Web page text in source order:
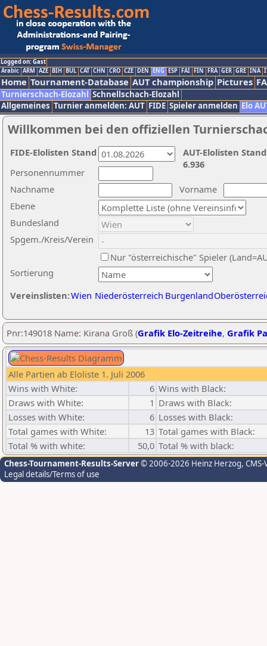
Logged on: Gast
Arabic ARM AZE BIH BUL CAT CHN CRO CZE DEN ENG ESP FAI FIN FRA GER GRE INA
Home Tournament-Database AUT championship Pictures
Turnierschach-Elozahl Schnellschach-Elozahl
Allgemeines Turnier anmelden: AUT FIDE Spieler anmelden Elo
Willkommen bei den offiziellen
Nachname
Vorname
Ebene
Sortierung
Personennummer
Bundesland
Spgem./Kreis/Verein
Nur "österreichische" Spieler
Vereinslisten:Wien Niederösterreich Burgenland
AUT-Elolisten
6.936
FIDE-Elolisten Stand
Pnr:149018 Name: Kirana Groß (Grafik Elo-Zeitreihe, Grafik
Alle Partien ab Eloliste 1. Juli 2006
Wins with White:
6 Wins with Black:
Draws with White:
1 Draws with Black:
Losses with White:
6 Losses with Black:
Total games with White:
13 Total games with Black:
Total % with white:
50,0 Total % with black:
Chess-Tournament-Results-Server© 2006-2026 Heinz Herzog,
Legal details/Terms of use